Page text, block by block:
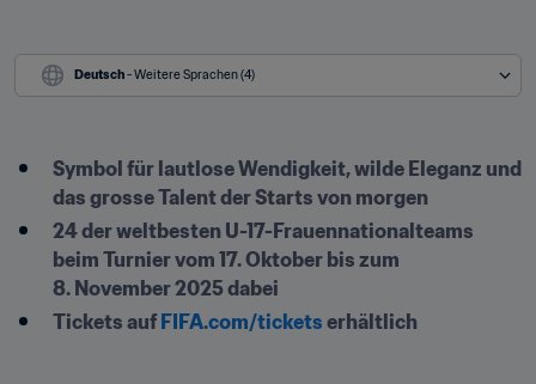
Deutsch - Weitere Sprachen (4)
Symbol für lautlose Wendigkeit, wilde Eleganz und
das grosse Talent der Starts von morgen
24 der weltbesten U-17-Frauennationalteams
beim Turnier vom 17. Oktober bis zum
8. November 2025 dabei
Tickets auf FIFA.com/tickets erhältlich